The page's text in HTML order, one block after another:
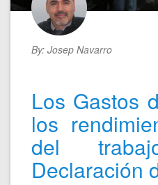
By: Josep Navarro
Los Gastos
los
del
Declaración